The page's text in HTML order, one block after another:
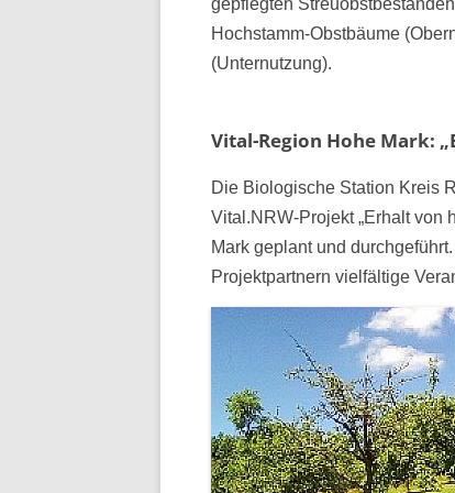
gepflegten
Hochstamm-Obstbäume
(Unternutzung).
Vital-Region Hohe Mark:
Die Biologische Station Kreis
Vital.NRW-Projekt „Erhalt von
Mark geplant und
Projektpartnern vielfältige